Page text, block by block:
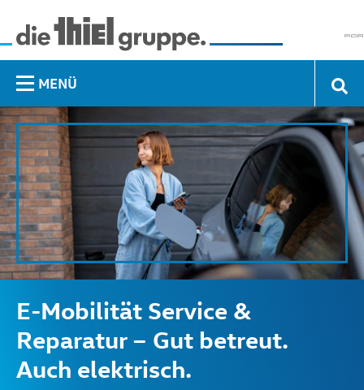
MENÜ
E-Mobilität Service &
Reparatur – Gut betreut.
Auch elektrisch.